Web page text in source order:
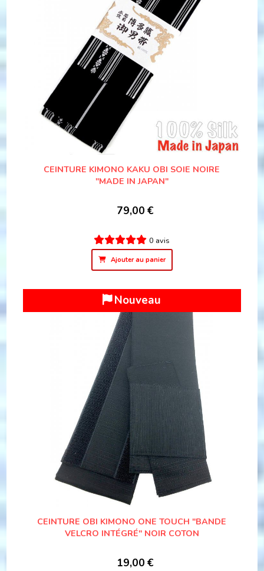
CEINTURE KIMONO KAKU OBI SOIE NOIRE
"MADE IN JAPAN"
79,00 €
0 avis
Ajouter au panier
Nouveau
CEINTURE OBI KIMONO ONE TOUCH "BANDE
VELCRO INTÉGRÉ" NOIR COTON
19,00 €